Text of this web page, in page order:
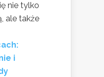
nie tylko
ale także
i